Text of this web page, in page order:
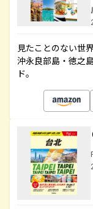
見たことのない世
沖永良部島・徳之
ド。